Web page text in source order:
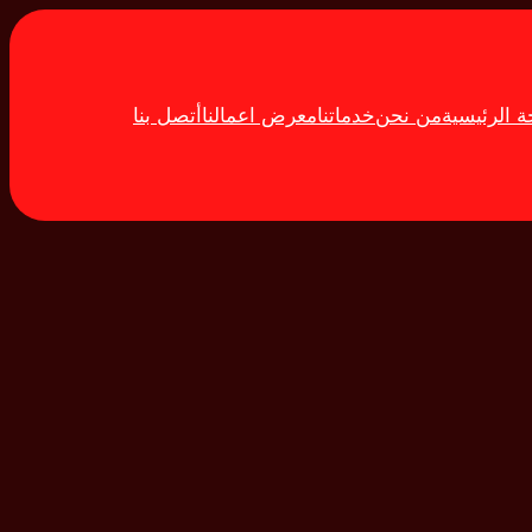
الرئيسيةمن نحنخدماتنامعرض اعمالنا أتصل بنا